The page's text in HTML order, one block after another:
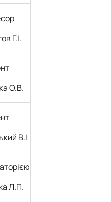
Г.І.
О.В.
В.І.
Л.П.